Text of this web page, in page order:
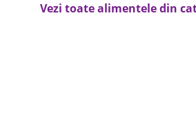
Vezi toate alimentele din